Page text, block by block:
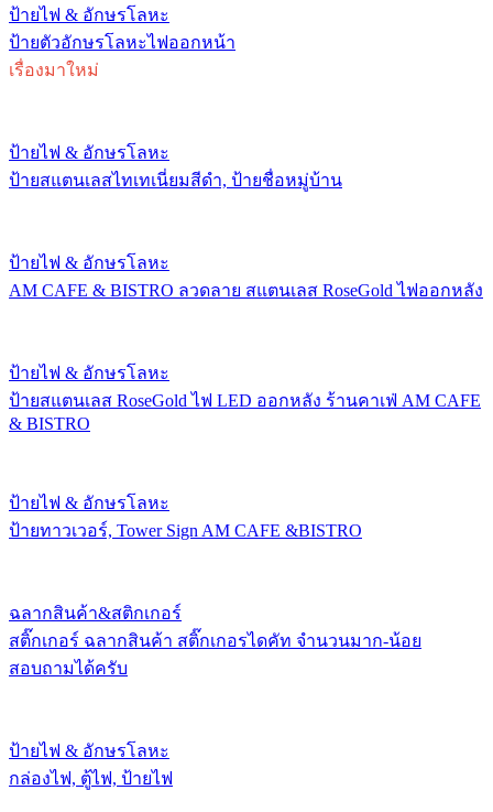
ป้ายไฟ & อักษรโลหะ
ป้ายตัวอักษรโลหะไฟออกหน้า
เรื่องมาใหม่
ป้ายไฟ & อักษรโลหะ
ป้ายสแตนเลสไทเทเนี่ยมสีดำ, ป้ายชื่อหมู่บ้าน
ป้ายไฟ & อักษรโลหะ
AM CAFE & BISTRO ลวดลาย สแตนเลส RoseGold ไฟออกหลัง
ป้ายไฟ & อักษรโลหะ
ป้ายสแตนเลส RoseGold ไฟ LED ออกหลัง ร้านคาเฟ่ AM CAFE
& BISTRO
ป้ายไฟ & อักษรโลหะ
ป้ายทาวเวอร์, Tower Sign AM CAFE &BISTRO
ฉลากสินค้า&สติกเกอร์
สติ๊กเกอร์ ฉลากสินค้า สติ๊กเกอรไดคัท จำนวนมาก-น้อย
สอบถามได้ครับ
ป้ายไฟ & อักษรโลหะ
กล่องไฟ, ตู้ไฟ, ป้ายไฟ